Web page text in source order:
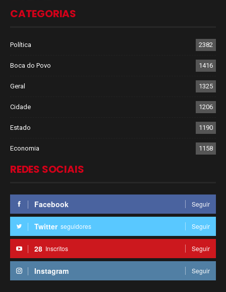
CATEGORIAS
Política 2382
Boca do Povo 1416
Geral 1325
Cidade 1206
Estado 1190
Economia 1158
REDES SOCIAIS
Facebook Seguir
Twitter seguidores Seguir
28 Inscritos Seguir
Instagram Seguir